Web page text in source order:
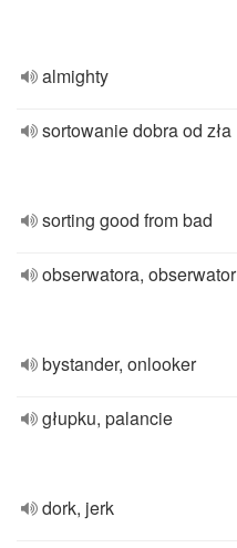
almighty
sortowanie dobra od zła
sorting good from bad
obserwatora, obserwator
bystander, onlooker
głupku, palancie
dork, jerk